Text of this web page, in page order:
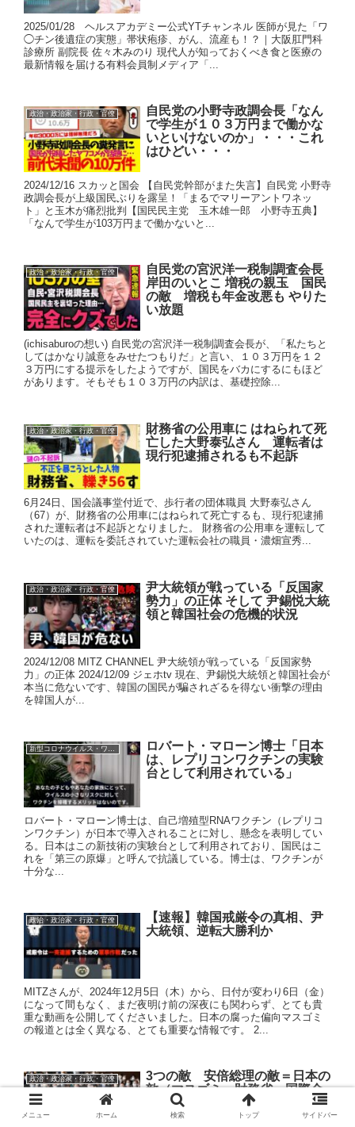
2025/01/28 ヘルスアカデミー公式YTチャンネル 医師が見た「ワ
◯チン後遺症の実態」帯状疱疹、がん、流産も！？｜大阪肛門科
診療所 副院長 佐々木みのり 現代人が知っておくべき食と医療の
最新情報を届ける有料会員制メディア「...
政治・政治家・行政・官僚
自民党の小野寺政調会長「なん
で学生が１０３万円まで働かな
いといけないのか」・・・これ
はひどい・・・
2024/12/16 スカッと国会 【自民党幹部がまた失言】自民党 小野寺
政調会長が上級国民ぶりを露呈！「まるでマリーアントワネッ
ト」と玉木が痛烈批判【国民民主党 玉木雄一郎 小野寺五典】
「なんで学生が103万円まで働かないと...
政治・政治家・行政・官僚
自民党の宮沢洋一税制調査会長
岸田のいとこ 増税の親玉 国民
の敵 増税も年金改悪も やりた
い放題
(ichisaburoの想い) 自民党の宮沢洋一税制調査会長が、「私たちと
してはかなり誠意をみせたつもりだ」と言い、１０３万円を１２
３万円にする提示をしたようですが、国民をバカにするにもほど
があります。そもそも１０３万円の内訳は、基礎控除...
政治・政治家・行政・官僚
財務省の公用車に はねられて死
亡した大野泰弘さん 運転者は
現行犯逮捕されるも不起訴
6月24日、国会議事堂付近で、歩行者の団体職員 大野泰弘さん
（67）が、財務省の公用車にはねられて死亡するも、現行犯逮捕
された運転者は不起訴となりました。 財務省の公用車を運転して
いたのは、運転を委託されていた運転会社の職員・濃畑宣秀...
政治・政治家・行政・官僚
尹大統領が戦っている「反国家
勢力」の正体 そして 尹錫悦大統
領と韓国社会の危機的状況
2024/12/08 MITZ CHANNEL 尹大統領が戦っている「反国家勢
力」の正体 2024/12/09 ジェホtv 現在、尹錫悦大統領と韓国社会が
本当に危ないです、韓国の国民が騙されざるを得ない衝撃の理由
を韓国人が...
ロバート・マローン博士「日本
は、レプリコンワクチンの実験
台として利用されている」
ロバート・マローン博士は、自己増殖型RNAワクチン（レプリコ
ンワクチン）が日本で導入されることに対し、懸念を表明してい
る。日本はこの新技術の実験台として利用されており、国民はこ
れを「第三の原爆」と呼んで抗議している。博士は、ワクチンが
十分な...
政治・政治家・行政・官僚
【速報】韓国戒厳令の真相、尹
大統領、逆転大勝利か
MITZさんが、2024年12月5日（木）から、日付が変わり6日（金）
になって間もなく、まだ夜明け前の深夜にも関わらず、とても貴
重な動画を公開してくださいました。日本の腐った偏向マスゴミ
の報道とは全く異なる、とても重要な情報です。 2...
政治・政治家・行政・官僚
3つの敵 安倍総理の敵＝日本の
敵（マスゴミ、財務省、国際金
融資本）
メニュー ホーム 検索 トップ サイドバー